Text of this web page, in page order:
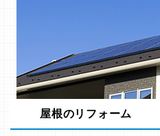
屋根のリフォーム